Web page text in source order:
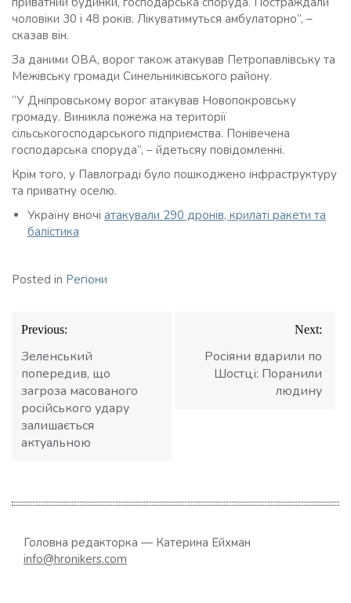
чоловіки 30 і 48 років. Лікуватимуться амбулаторно”, –
сказав він.
За даними ОВА, ворог також атакував Петропавлівську та
Межівську громади Синельниківського району.
“У Дніпровському ворог атакував Новопокровську
громаду. Виникла пожежа на території
сільськогосподарського підприємства. Понівечена
господарська споруда”, – йдетьсяу повідомленні.
Крім того, у Павлограді було пошкоджено інфраструктуру
та приватну оселю.
Україну вночі атакували 290 дронів, крилаті ракети та
балістика
Posted in Регіони
Навігація
записів
Previous:
Зеленський
попередив, що
загроза масованого
російського удару
залишається
актуальною
Next:
Росіяни вдарили по
Шостці: Поранили
людину
Головна редакторка — Катерина Ейхман
info@hronikers.com